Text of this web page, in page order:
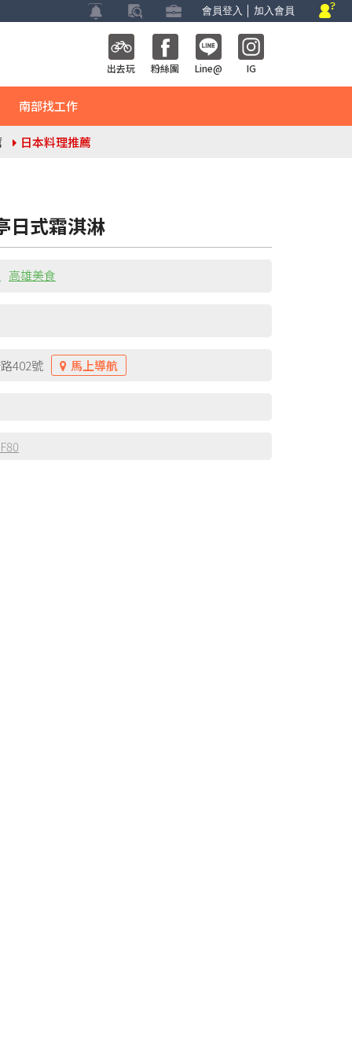
會員登入 加入會員
出去玩 粉絲團 Line@ IG
南部找工作
日本料理推薦
日式霜淇淋
高雄美食
402號 馬上導航